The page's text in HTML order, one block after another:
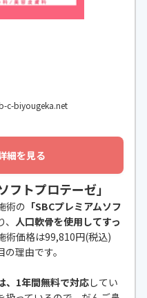
c-biyougeka.net
細を見る
フトプロテーゼ」
術の 「SBCプレミアムソフ
人口軟骨を使用してすっ
術価格は99,810円(税込)
理由です。
、1年間無料で対応してい